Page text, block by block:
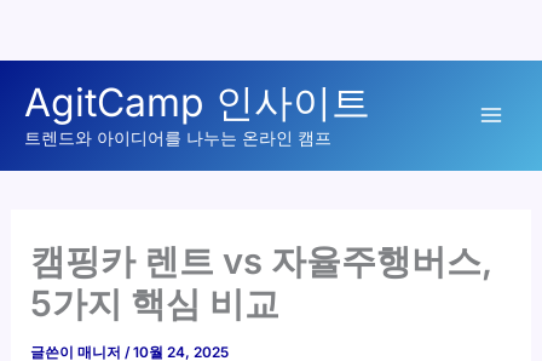
로
AgitCamp 인사이트
트렌드와 아이디어를 나누는 온라인 캠프
캠핑카 렌트 vs 자율주행버스,
5가지 핵심 비교
글쓴이매니저/10월 24, 2025